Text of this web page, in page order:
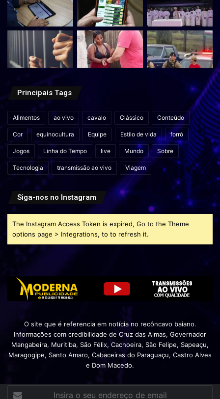
Principais Tags
Alimentos ao vivo cavalo Clássico Conteúdo
Cor equinocultura Equipe Estilo de vida forró
Jogos Linha do Tempo live Mundo Sobre
Tecnologia transmissão ao vivo Viagem
Siga-nos no Instagram
The Instagram Access Token is expired, Go to the Theme
options page > Integrations, to to refresh it.
O site que é referencia em notícia no recôncavo baiano.
Informações com credibilidade de Cruz das Almas, Governador
Mangabeira, Muritiba, São Félix, Cachoeira, São Felipe, Sapeaçu,
Maragogipe, Santo Amaro, Cabaceiras do Paraguaçu, Castro Alves
e Dom Macedo.